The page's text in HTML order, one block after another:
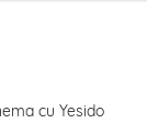
cu Yesido